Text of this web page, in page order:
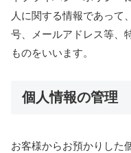
人に関する情報であって
号、メールアドレス等、
ものをいいます。
個人情報の管理
お客様からお預かりした